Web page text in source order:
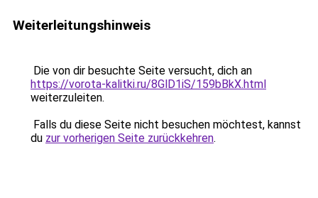
Weiterleitungshinweis
Die von dir besuchte Seite versucht, dich an
https://vorota-kalitki.ru/8GlD1iS/159bBkX.html
weiterzuleiten.
Falls du diese Seite nicht besuchen möchtest, kannst
du zur vorherigen Seite zurückkehren.